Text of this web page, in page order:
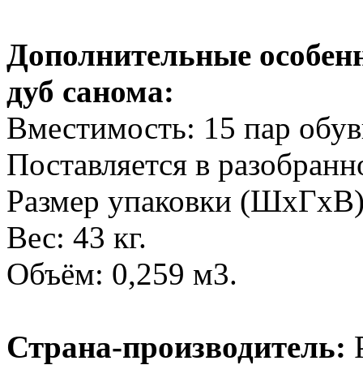
Дополнительные
дуб санома:
Вместимость: 15 пар
Поставляется в
Размер упаковки
Вес: 43 кг.
Объём: 0,259 м3.
Страна-производитель: